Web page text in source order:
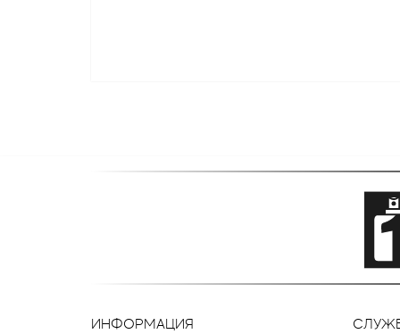
ИНФОРМАЦИЯ